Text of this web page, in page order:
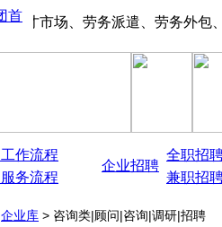
首才市场、劳务派遣、劳务外包
作流程
企业招聘
全职招
务流程
兼职招
企业库 > 咨询类|顾问|咨询|调研|招聘